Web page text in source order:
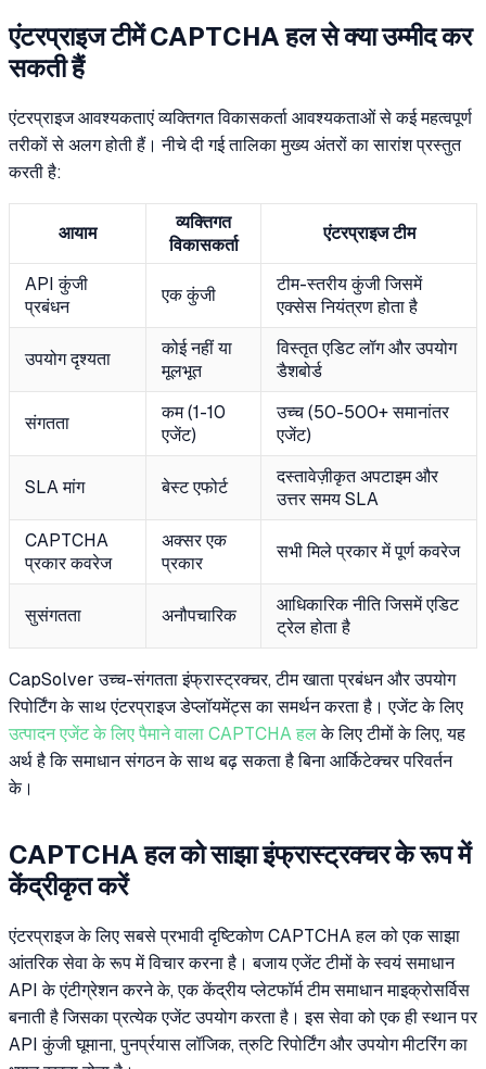
एंटरप्राइज टीमें CAPTCHA हल से क्या उम्मीद कर
सकती हैं
एंटरप्राइज आवश्यकताएं व्यक्तिगत विकासकर्ता आवश्यकताओं से कई महत्वपूर्ण
तरीकों से अलग होती हैं। नीचे दी गई तालिका मुख्य अंतरों का सारांश प्रस्तुत
करती है:
आयाम
व्यक्तिगत
विकासकर्ता
एंटरप्राइज टीम
API कुंजी
प्रबंधन
एक कुंजी
टीम-स्तरीय कुंजी जिसमें
एक्सेस नियंत्रण होता है
उपयोग दृश्यता
कोई नहीं या
मूलभूत
विस्तृत एडिट लॉग और उपयोग
डैशबोर्ड
संगतता
कम (1-10
एजेंट)
उच्च (50-500+ समानांतर
एजेंट)
SLA मांग बेस्ट एफोर्ट
दस्तावेज़ीकृत अपटाइम और
उत्तर समय SLA
CAPTCHA
प्रकार कवरेज
अक्सर एक
प्रकार
सभी मिले प्रकार में पूर्ण कवरेज
सुसंगतता अनौपचारिक
आधिकारिक नीति जिसमें एडिट
ट्रेल होता है
CapSolver उच्च-संगतता इंफ्रास्ट्रक्चर, टीम खाता प्रबंधन और उपयोग
रिपोर्टिंग के साथ एंटरप्राइज डेप्लॉयमेंट्स का समर्थन करता है। एजेंट के लिए
उत्पादन एजेंट के लिए पैमाने वाला CAPTCHA हलके लिए टीमों के लिए, यह
अर्थ है कि समाधान संगठन के साथ बढ़ सकता है बिना आर्किटेक्चर परिवर्तन
के।
CAPTCHA हल को साझा इंफ्रास्ट्रक्चर के रूप में
केंद्रीकृत करें
एंटरप्राइज के लिए सबसे प्रभावी दृष्टिकोण CAPTCHA हल को एक साझा
आंतरिक सेवा के रूप में विचार करना है। बजाय एजेंट टीमों के स्वयं समाधान
API के एंटीग्रेशन करने के, एक केंद्रीय प्लेटफॉर्म टीम समाधान माइक्रोसर्विस
बनाती है जिसका प्रत्येक एजेंट उपयोग करता है। इस सेवा को एक ही स्थान पर
API कुंजी घूमाना, पुनर्प्रयास लॉजिक, त्रुटि रिपोर्टिंग और उपयोग मीटरिंग का